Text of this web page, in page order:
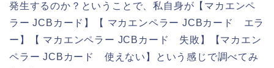
発生するのか？ということで、私自身が【マカエンペ
ラー JCBカード】【 マカエンペラー JCBカード エラ
ー】【 マカエンペラー JCBカード 失敗】【マカエン
ペラー JCBカード 使えない】という感じで調べてみ